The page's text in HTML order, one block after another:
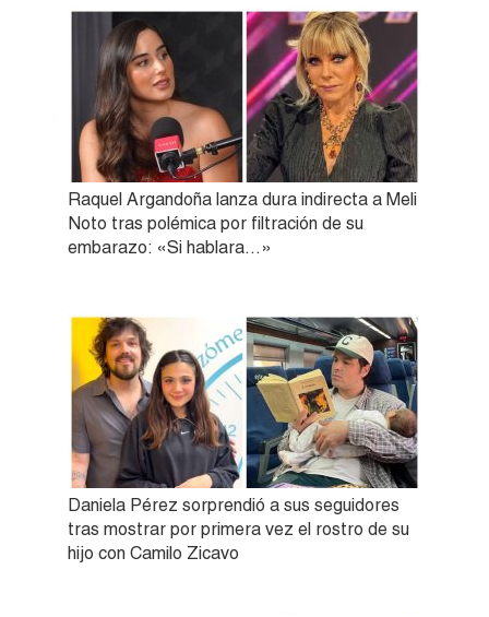
Raquel Argandoña lanza dura indirecta a Meli
Noto tras polémica por filtración de su
embarazo: «Si hablara…»
Daniela Pérez sorprendió a sus seguidores
tras mostrar por primera vez el rostro de su
hijo con Camilo Zicavo